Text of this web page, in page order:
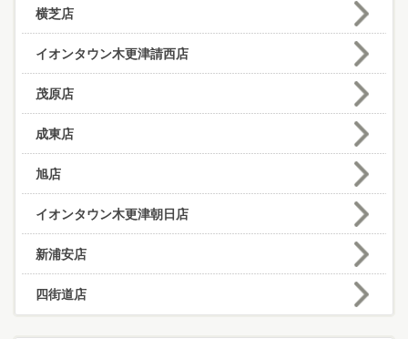
横芝店
イオンタウン木更津請西店
茂原店
成東店
旭店
イオンタウン木更津朝日店
新浦安店
四街道店